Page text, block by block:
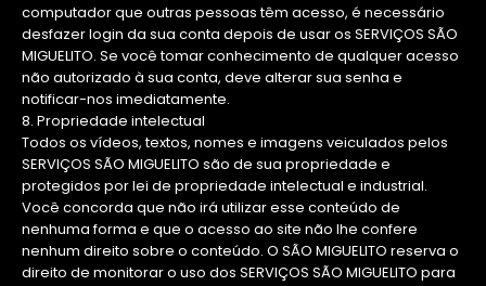
computador que outras pessoas têm acesso, é necessário
desfazer login da sua conta depois de usar os SERVIÇOS SÃO
MIGUELITO. Se você tomar conhecimento de qualquer acesso
não autorizado à sua conta, deve alterar sua senha e
notificar-nos imediatamente.
8. Propriedade intelectual
Todos os vídeos, textos, nomes e imagens veiculados pelos
SERVIÇOS SÃO MIGUELITO são de sua propriedade e
protegidos por lei de propriedade intelectual e industrial.
Você concorda que não irá utilizar esse conteúdo de
nenhuma forma e que o acesso ao site não lhe confere
nenhum direito sobre o conteúdo. O SÃO MIGUELITO reserva o
direito de monitorar o uso dos SERVIÇOS SÃO MIGUELITO para